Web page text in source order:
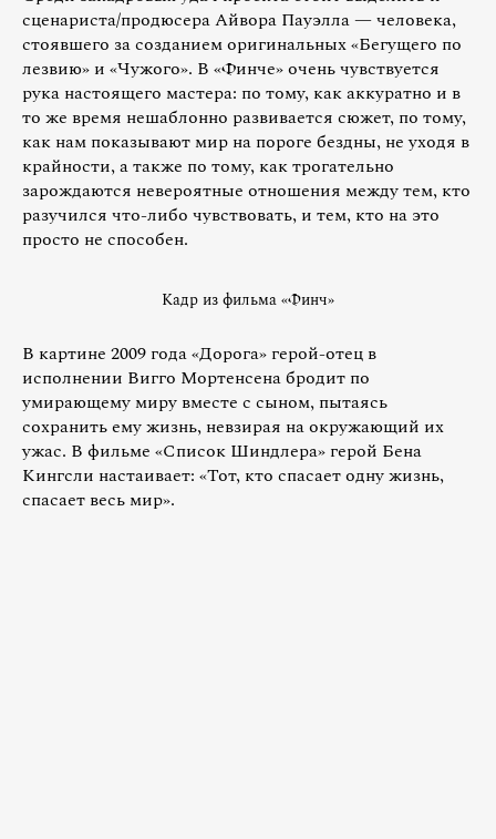
сценариста/продюсера Айвора Пауэлла — человека,
стоявшего за созданием оригинальных «Бегущего по
лезвию» и «Чужого». В «Финче» очень чувствуется
рука настоящего мастера: по тому, как аккуратно и в
то же время нешаблонно развивается сюжет, по тому,
как нам показывают мир на пороге бездны, не уходя в
крайности, а также по тому, как трогательно
зарождаются невероятные отношения между тем, кто
разучился что-либо чувствовать, и тем, кто на это
просто не способен.
Кадр из фильма «Финч»
В картине 2009 года «Дорога» герой-отец в
исполнении Вигго Мортенсена бродит по
умирающему миру вместе с сыном, пытаясь
сохранить ему жизнь, невзирая на окружающий их
ужас. В фильме «Список Шиндлера» герой Бена
Кингсли настаивает: «Тот, кто спасает одну жизнь,
спасает весь мир».